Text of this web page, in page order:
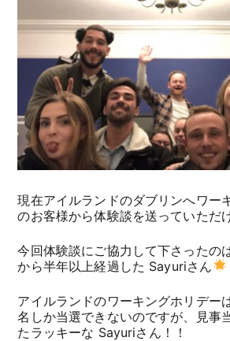
現在アイルランドのダブリンへワー
のお客様から体験談を送っていただ
今回体験談にご協力して下さったの
から半年以上経過した Sayuriさん
アイルランドのワーキングホリデー
名しか当選できないのですが、見事
たラッキーな Sayuriさん！！